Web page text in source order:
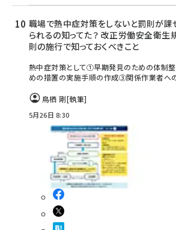
職場で熱中症対策をしないと罰則が課
られるの知ってた？ 改正労働安全衛生
則の施行で知っておくべきこと
熱中症対策として①早期発見のための体制
めの措置の実施手順の作成③関係作業者への
鳥栖 剛[執筆]
5月26日 8:30